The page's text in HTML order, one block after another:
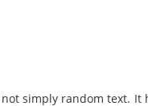
simply random text.